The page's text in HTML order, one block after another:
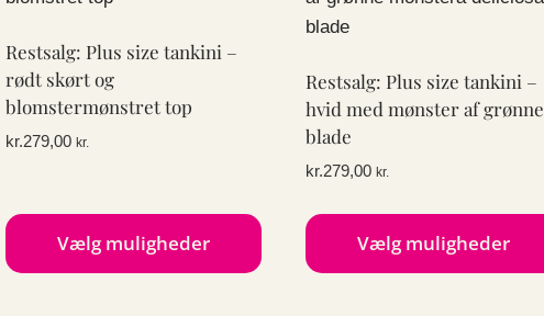
Mulighederne
kan
vælges
på
varianter.
kan
vælges
på
varesiden
Restsalg: Plus size tankini –
rødt skørt og
blomstermønstret top
kr.279,00 kr.
Vælg muligheder
Restsalg: Plus size tankini –
hvid med mønster af grønne
blade
kr.279,00 kr.
Vælg muligheder